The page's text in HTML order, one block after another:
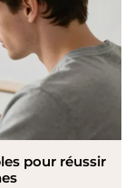
pour réussir